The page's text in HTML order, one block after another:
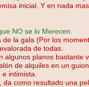
inicial. Y en nada
NO se lo Merecen.
la gala (Por los
de todas.
algunos planos bastante
de alquiles en un
intimista.
da como resultado una